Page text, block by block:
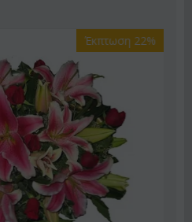
Έκπτωση 22%